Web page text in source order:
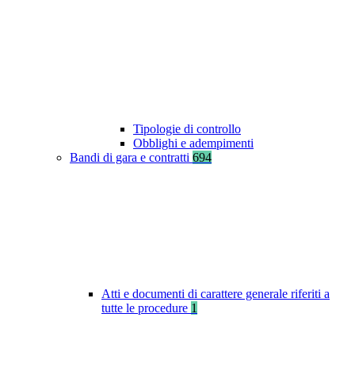
Tipologie di controllo
Obblighi e adempimenti
Bandi di gara e contratti 694
Atti e documenti di carattere generale riferiti a
tutte le procedure 1